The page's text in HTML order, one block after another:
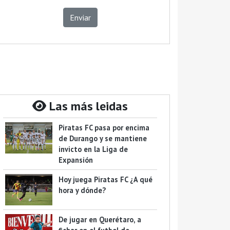
Enviar
Las más leidas
Piratas FC pasa por encima
de Durango y se mantiene
invicto en la Liga de
Expansión
Hoy juega Piratas FC ¿A qué
hora y dónde?
De jugar en Querétaro, a